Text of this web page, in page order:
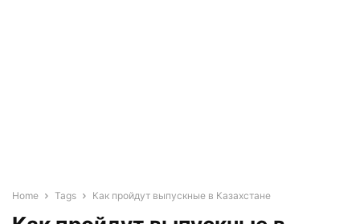
Home Tags Как пройдут выпускные в Казахстане